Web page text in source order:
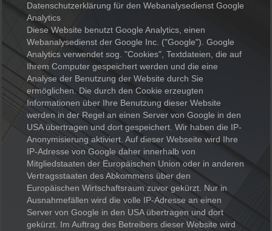
Datenschutzerklärung für den Webanalysedienst Google
Analytics
Diese Website benutzt Google Analytics, einen
Webanalysedienst der Google Inc. ("Google"). Google
Analytics verwendet sog. "Cookies", Textdateien, die auf
Ihrem Computer gespeichert werden und die eine
Analyse der Benutzung der Website durch Sie
ermöglichen. Die durch den Cookie erzeugten
Informationen über Ihre Benutzung dieser Website
werden in der Regel an einen Server von Google in den
USA übertragen und dort gespeichert. Wir haben die IP-
Anonymisierung aktiviert. Auf dieser Webseite wird Ihre
IP-Adresse von Google daher innerhalb von
Mitgliedstaaten der Europäischen Union oder in anderen
Vertragsstaaten des Abkommens über den
Europäischen Wirtschaftsraum zuvor gekürzt. Nur in
Ausnahmefällen wird die volle IP-Adresse an einen
Server von Google in den USA übertragen und dort
gekürzt. Im Auftrag des Betreibers dieser Website wird